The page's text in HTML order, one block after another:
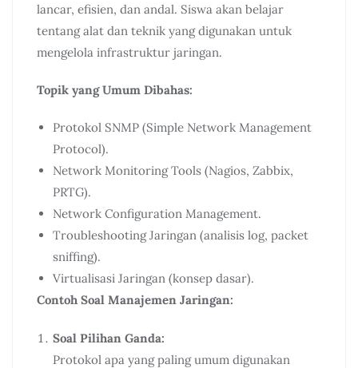
lancar, efisien, dan andal. Siswa akan belajar
tentang alat dan teknik yang digunakan untuk
mengelola infrastruktur jaringan.
Topik yang Umum Dibahas:
Protokol SNMP (Simple Network Management
Protocol).
Network Monitoring Tools (Nagios, Zabbix,
PRTG).
Network Configuration Management.
Troubleshooting Jaringan (analisis log, packet
sniffing).
Virtualisasi Jaringan (konsep dasar).
Contoh Soal Manajemen Jaringan:
Soal Pilihan Ganda:
Protokol apa yang paling umum digunakan